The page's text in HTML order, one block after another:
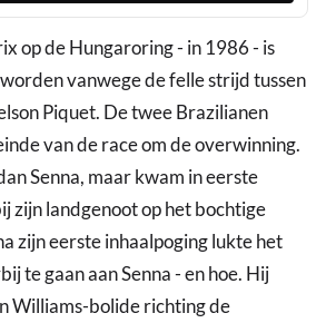
op de Hungaroring - in 1986 - is
vanwege de felle strijd tussen
Piquet. De twee Brazilianen
van de race om de overwinning.
Senna, maar kwam in eerste
zijn landgenoot op het bochtige
zijn eerste inhaalpoging lukte het
te gaan aan Senna - en hoe. Hij
Williams-bolide richting de